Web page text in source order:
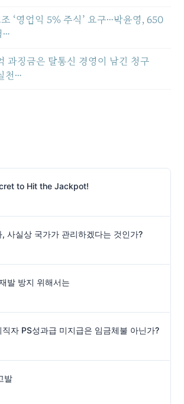
‘영업익 5% 주식’ 요구…박윤영, 650
…
과징금은 탈통신 경영이 남긴 청구
천…
to Hit the Jackpot!
사실상 국가가 관리하겠다는 것인가?
발 방지 위해서는
자 PS성과급 미지급은 임금체불 아닌가?
발